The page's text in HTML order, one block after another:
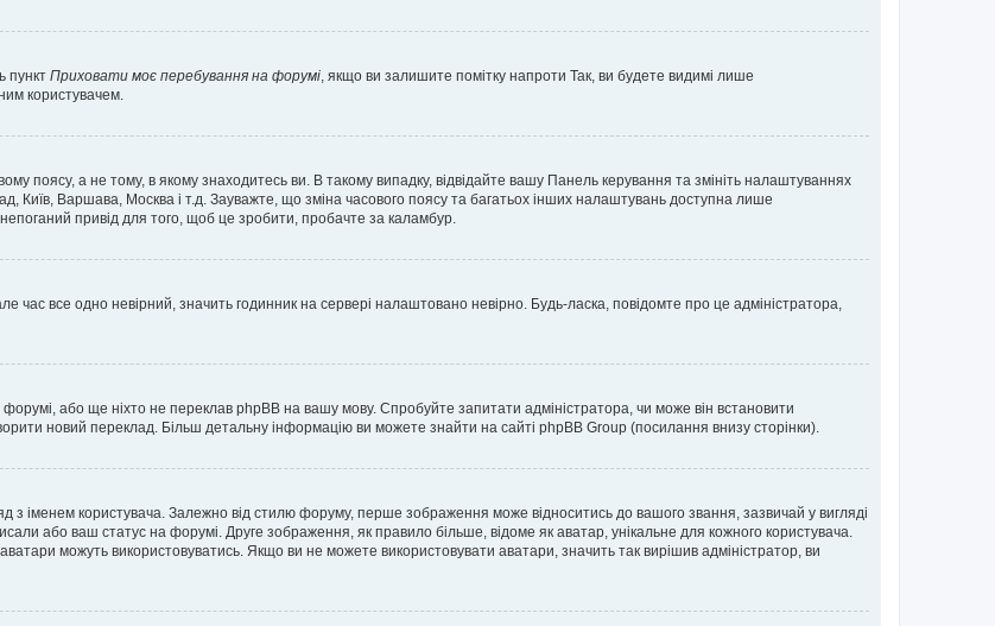
пункт Приховати моє перебування на форумі , якщо ви залишите помітку напроти Так , ви будете видимі лише
користувачем.
поясу, а не тому, в якому знаходитесь ви. В такому випадку, відвідайте вашу Панель керування та змініть налаштуваннях
Київ, Варшава, Москва і т.д. Зауважте, що зміна часового поясу та багатьох інших налаштувань доступна лише
привід для того, щоб це зробити, пробачте за каламбур.
все одно невірний, значить годинник на сервері налаштовано невірно. Будь-ласка, повідомте про це адміністратора,
або ще ніхто не переклав phpBB на вашу мову. Спробуйте запитати адміністратора, чи може він встановити
новий переклад. Більш детальну інформацію ви можете знайти на сайті phpBB Group (посилання внизу сторінки).
іменем користувача. Залежно від стилю форуму, перше зображення може відноситись до вашого звання, зазвичай у вигляді
або ваш статус на форумі. Друге зображення, як правило більше, відоме як аватар, унікальне для кожного користувача.
можуть використовуватись. Якщо ви не можете використовувати аватари, значить так вирішив адміністратор, ви